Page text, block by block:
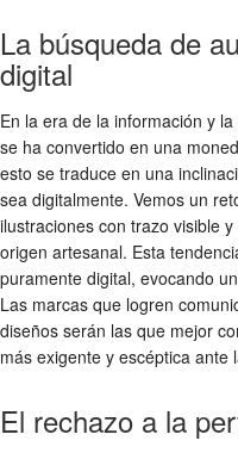
La búsqueda de
digital
En la era de la información y
se ha convertido en una
esto se traduce en una
sea digitalmente. Vemos un
ilustraciones con trazo visible
origen artesanal. Esta
puramente digital, evocando
Las marcas que logren
diseños serán las que mejor
más exigente y escéptica ante
El rechazo a la